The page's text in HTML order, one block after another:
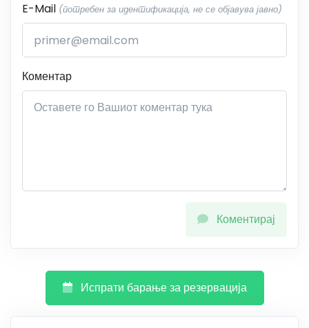
E-Mail (потребен за идентификација, не се објавува јавно)
Коментар
Коментирај
Испрати барање за резервација